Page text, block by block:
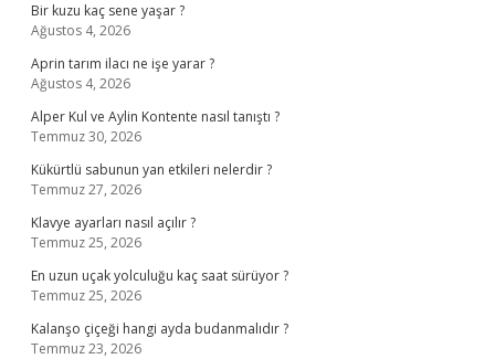
Bir kuzu kaç sene yaşar ?
Ağustos 4, 2026
Aprin tarım ilacı ne işe yarar ?
Ağustos 4, 2026
Alper Kul ve Aylin Kontente nasıl tanıştı ?
Temmuz 30, 2026
Kükürtlü sabunun yan etkileri nelerdir ?
Temmuz 27, 2026
Klavye ayarları nasıl açılır ?
Temmuz 25, 2026
En uzun uçak yolculuğu kaç saat sürüyor ?
Temmuz 25, 2026
Kalanşo çiçeği hangi ayda budanmalıdır ?
Temmuz 23, 2026